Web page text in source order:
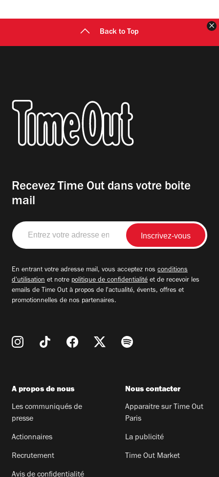
Back to Top
Recevez Time Out dans votre boite
mail
Entrez
votre
adresse
En entrant votre adresse mail, vous acceptez nos conditions
d'utilisation et notre politique de confidentialité et de recevoir les
emails de Time Out à propos de l'actualité, évents, offres et
promotionnelles de nos partenaires.
A propos de nous
Les communiqués de
presse
Actionnaires
Recrutement
Avis de confidentialité
Nous contacter
Apparaitre sur Time Out
Paris
La publicité
Time Out Market